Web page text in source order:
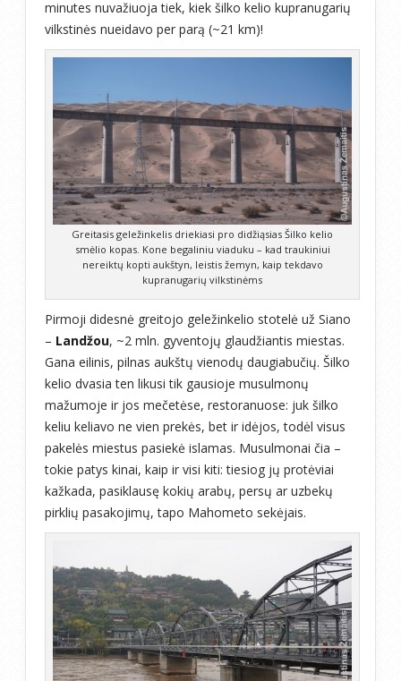
minutes nuvažiuoja tiek, kiek šilko kelio kupranugarių
vilkstinės nueidavo per parą (~21 km)!
Greitasis geležinkelis driekiasi pro didžiąsias Šilko kelio
smėlio kopas. Kone begaliniu viaduku – kad traukiniui
nereiktų kopti aukštyn, leistis žemyn, kaip tekdavo
kupranugarių vilkstinėms
Pirmoji didesnė greitojo geležinkelio stotelė už Siano
– Landžou, ~2 mln. gyventojų glaudžiantis miestas.
Gana eilinis, pilnas aukštų vienodų daugiabučių. Šilko
kelio dvasia ten likusi tik gausioje musulmonų
mažumoje ir jos mečetėse, restoranuose: juk šilko
keliu keliavo ne vien prekės, bet ir idėjos, todėl visus
pakelės miestus pasiekė islamas. Musulmonai čia –
tokie patys kinai, kaip ir visi kiti: tiesiog jų protėviai
kažkada, pasiklausę kokių arabų, persų ar uzbekų
pirklių pasakojimų, tapo Mahometo sekėjais.